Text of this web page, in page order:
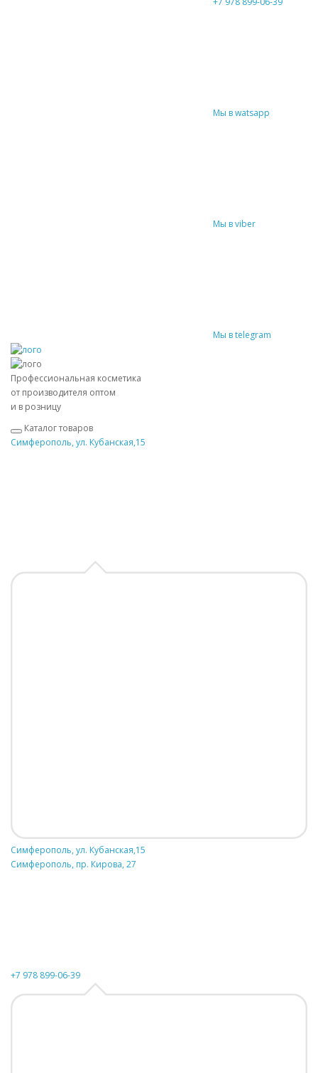
Мы в watsapp
Мы в viber
Мы в telegram
Профессиональная косметика
от производителя оптом
и в розницу
Каталог товаров
Симферополь, ул. Кубанская,15
Симферополь, ул. Кубанская,15
Симферополь, пр. Кирова, 27
+7 978 899-06-39